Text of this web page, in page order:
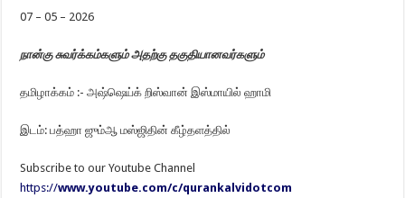
07 – 05 – 2026
நான்கு சுவர்க்கம்களும் அதற்கு தகுதியானவர்களும்
தமிழாக்கம் :- அஷ்ஷெய்க் றிஸ்வான் இஸ்மாயில் ஹாமி
இடம்: பத்ஹா ஜும்ஆ மஸ்ஜிதின் கீழ்தளத்தில்
Subscribe to our Youtube Channel
https://www.youtube.com/c/qurankalvidotcom